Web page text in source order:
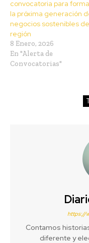
convocatoria para
la próxima generación
negocios sostenibles
región
8 Enero, 2026
En "Alerta de
Convocatorias"
https://
Contamos
diferente y